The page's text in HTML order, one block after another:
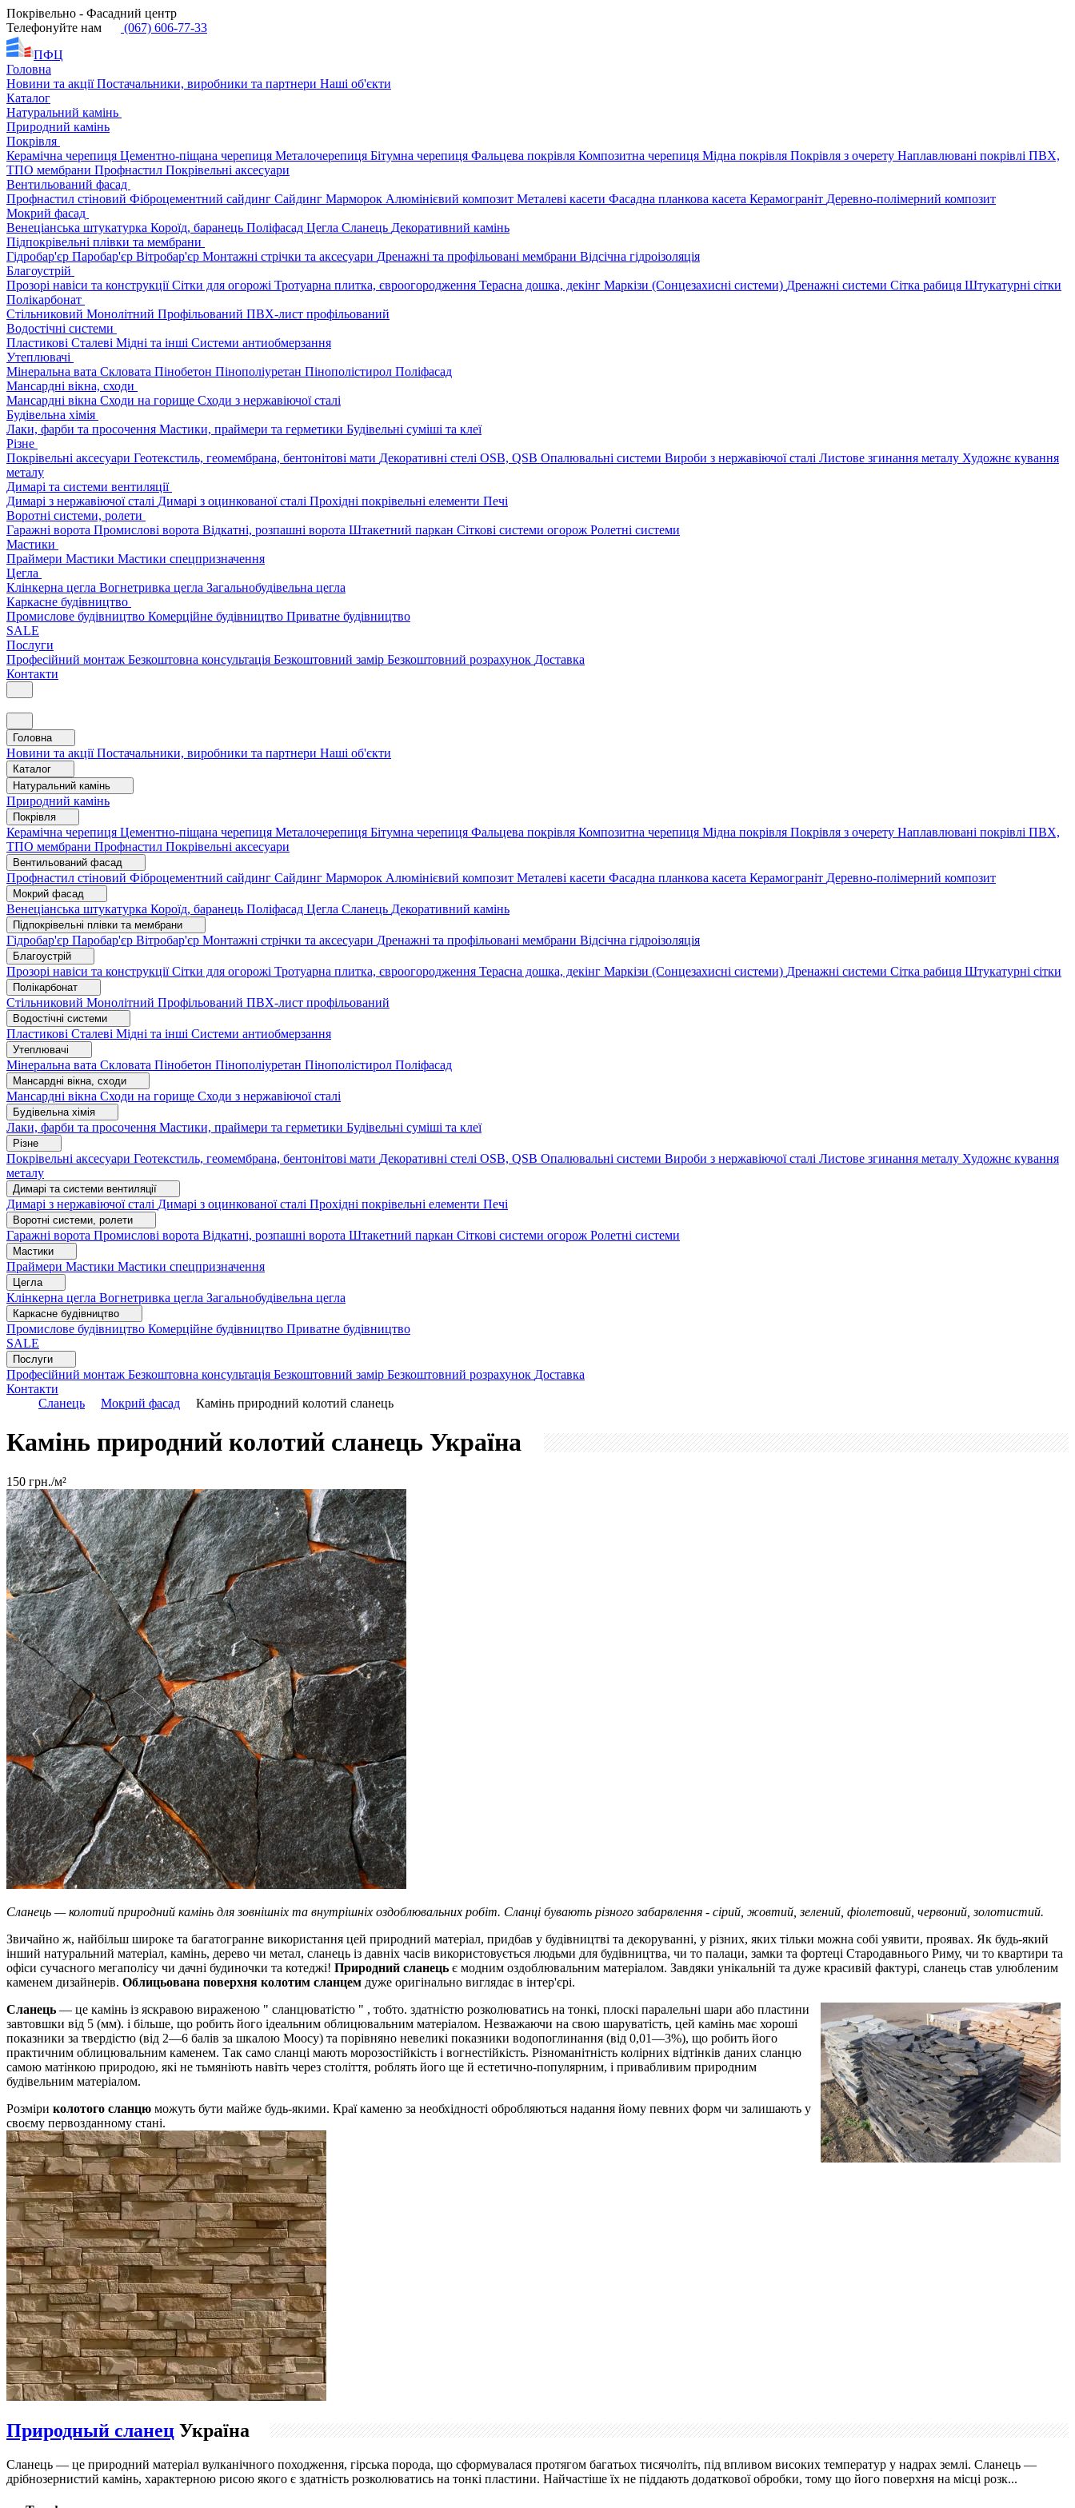
Покрівельно - Фасадний центр
Телефонуйте нам
(067) 606-77-33
ПФЦ
Головна
Новини та акціїПостачальники, виробники та партнери Наші об'єкти
Каталог
Натуральний камінь
Природний камінь
Покрівля
Керамічна черепиця Цементно-піщана черепиця Металочерепиця Бітумна черепиця Фальцева покрівля Композитна черепиця Мідна покрівля Покрівля з очерету Наплавлювані покрівлі ПВХ,
ТПО мембрани Профнастил Покрівельні аксесуари
Вентильований фасад
Профнастил стіновий Фіброцементний сайдинг Сайдинг Марморок Алюмінієвий композит Металеві касети Фасадна планкова касета Керамограніт Деревно-полімерний композит
Мокрий фасад
Венеціанська штукатурка Короїд, баранець Поліфасад Цегла Сланець Декоративний камінь
Підпокрівельні плівки та мембрани
Гідробар'єр Паробар'єр Вітробар'єр Монтажні стрічки та аксесуари Дренажні та профільовані мембрани Відсічна гідроізоляція
Благоустрій
Прозорі навіси та конструкціїСітки для огорожі Тротуарна плитка, євроогородження Терасна дошка, декінг Маркізи (Сонцезахисні системи) Дренажні системи Сітка рабиця Штукатурні сітки
Полікарбонат
Стільниковий Монолітний Профільований ПВХ-лист профільований
Водостічні системи
Пластикові Сталеві Мідні та інші Системи антиобмерзання
Утеплювачі
Мінеральна вата Скловата Пінобетон Пінополіуретан Пінополістирол Поліфасад
Мансардні вікна, сходи
Мансардні вікна Сходи на горище Сходи з нержавіючої сталі
Будівельна хімія
Лаки, фарби та просочення Мастики, праймери та герметики Будівельні суміші та клеї
Різне
Покрівельні аксесуари Геотекстиль, геомембрана, бентонітові мати Декоративні стелі OSB, QSB Опалювальні системи Вироби з нержавіючої сталі Листове згинання металу Художнє кування
металу
Димарі та системи вентиляції
Димарі з нержавіючої сталі Димарі з оцинкованої сталі Прохідні покрівельні елементи Печі
Воротні системи, ролети
Гаражні ворота Промислові ворота Відкатні, розпашні ворота Штакетний паркан Сіткові системи огорож Ролетні системи
Мастики
Праймери Мастики Мастики спецпризначення
Цегла
Клінкерна цегла Вогнетривка цегла Загальнобудівельна цегла
Каркасне будівництво
Промислове будівництво Комерційне будівництво Приватне будівництво
SALE
Послуги
Професійний монтаж Безкоштовна консультація Безкоштовний замір Безкоштовний розрахунок Доставка
Контакти
Головна
Новини та акціїПостачальники, виробники та партнери Наші об'єкти
Каталог
Натуральний камінь
Природний камінь
Покрівля
Керамічна черепиця Цементно-піщана черепиця Металочерепиця Бітумна черепиця Фальцева покрівля Композитна черепиця Мідна покрівля Покрівля з очерету Наплавлювані покрівлі ПВХ,
ТПО мембрани Профнастил Покрівельні аксесуари
Вентильований фасад
Профнастил стіновий Фіброцементний сайдинг Сайдинг Марморок Алюмінієвий композит Металеві касети Фасадна планкова касета Керамограніт Деревно-полімерний композит
Мокрий фасад
Венеціанська штукатурка Короїд, баранець Поліфасад Цегла Сланець Декоративний камінь
Підпокрівельні плівки та мембрани
Гідробар'єр Паробар'єр Вітробар'єр Монтажні стрічки та аксесуари Дренажні та профільовані мембрани Відсічна гідроізоляція
Благоустрій
Прозорі навіси та конструкціїСітки для огорожі Тротуарна плитка, євроогородження Терасна дошка, декінг Маркізи (Сонцезахисні системи) Дренажні системи Сітка рабиця Штукатурні сітки
Полікарбонат
Стільниковий Монолітний Профільований ПВХ-лист профільований
Водостічні системи
Пластикові Сталеві Мідні та інші Системи антиобмерзання
Утеплювачі
Мінеральна вата Скловата Пінобетон Пінополіуретан Пінополістирол Поліфасад
Мансардні вікна, сходи
Мансардні вікна Сходи на горище Сходи з нержавіючої сталі
Будівельна хімія
Лаки, фарби та просочення Мастики, праймери та герметики Будівельні суміші та клеї
Різне
Покрівельні аксесуари Геотекстиль, геомембрана, бентонітові мати Декоративні стелі OSB, QSB Опалювальні системи Вироби з нержавіючої сталі Листове згинання металу Художнє кування
металу
Димарі та системи вентиляції
Димарі з нержавіючої сталі Димарі з оцинкованої сталі Прохідні покрівельні елементи Печі
Воротні системи, ролети
Гаражні ворота Промислові ворота Відкатні, розпашні ворота Штакетний паркан Сіткові системи огорож Ролетні системи
Мастики
Праймери Мастики Мастики спецпризначення
Цегла
Клінкерна цегла Вогнетривка цегла Загальнобудівельна цегла
Каркасне будівництво
Промислове будівництво Комерційне будівництво Приватне будівництво
SALE
Послуги
Професійний монтаж Безкоштовна консультація Безкоштовний замір Безкоштовний розрахунок Доставка
Контакти
Сланець
Мокрий фасад Камінь природний колотий сланець
Камінь природний колотий сланець Україна
150 грн./м²
Сланець — колотий природний камінь для зовнішніх та внутрішніх оздоблювальних робіт. Сланці бувають різного забарвлення - сірий, жовтий, зелений, фіолетовий, червоний, золотистий.
Звичайно ж, найбільш широке та багатогранне використання цей природний матеріал, придбав у будівництві та декоруванні, у різних, яких тільки можна собі уявити, проявах. Як будь-який
інший натуральний матеріал, камінь, дерево чи метал, сланець із давніх часів використовується людьми для будівництва, чи то палаци, замки та фортеці Стародавнього Риму, чи то квартири та
офіси сучасного мегаполісу чи дачні будиночки та котеджі! Природний сланець є модним оздоблювальним матеріалом. Завдяки унікальній та дуже красивій фактурі, сланець став улюбленим
каменем дизайнерів. Облицьована поверхня колотим сланцем дуже оригінально виглядає в інтер'єрі.
Сланець — це камінь із яскравою вираженою " сланцюватістю " , тобто. здатністю розколюватись на тонкі, плоскі паралельні шари або пластини
завтовшки від 5 (мм). і більше, що робить його ідеальним облицювальним матеріалом. Незважаючи на свою шаруватість, цей камінь має хороші
показники за твердістю (від 2—6 балів за шкалою Моосу) та порівняно невеликі показники водопоглинання (від 0,01—3%), що робить його
практичним облицювальним каменем. Так само сланці мають морозостійкість і вогнестійкість. Різноманітність колірних відтінків даних сланцю
самою матінкою природою, які не тьмяніють навіть через століття, роблять його ще й естетично-популярним, і привабливим природним
будівельним матеріалом.
Розміри колотого сланцю можуть бути майже будь-якими. Краї каменю за необхідності обробляються надання йому певних форм чи залишають у
своєму первозданному стані.
Природный сланец Україна
Сланець — це природний матеріал вулканічного походження, гірська порода, що сформувалася протягом багатьох тисячоліть, під впливом високих температур у надрах землі. Сланець —
дрібнозернистий камінь, характерною рисою якого є здатність розколюватись на тонкі пластини. Найчастіше їх не піддають додаткової обробки, тому що його поверхня на місці розк...